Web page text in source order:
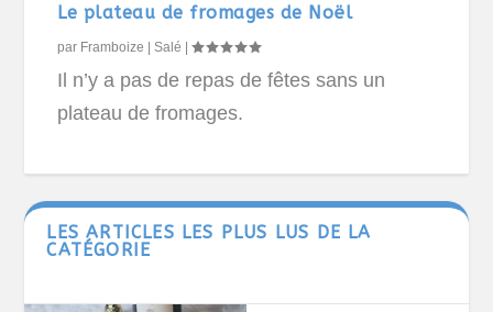
Le plateau de fromages de Noël
par Framboize |Salé |
Il n’y a pas de repas de fêtes sans un
plateau de fromages.
LES ARTICLES LES PLUS LUS DE LA
CATÉGORIE